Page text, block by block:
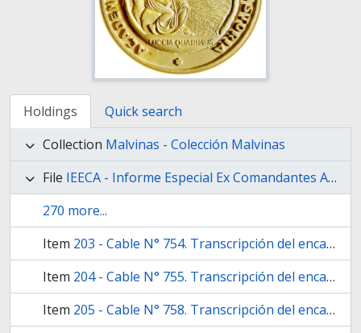
Holdings
Quick search
Collection Malvinas - Colección Malvinas
File IEECA - Informe Especial Ex Comandantes Anexos
270 more...
Item 203 - Cable N° 754. Transcripción del encargado de negocios en Gran Bretaña [Atilio Molteni] para el Ministerio de Relaciones Exteriores y Culto del debate parlamentario en la Cámara de los Lores respecto del incidente en Georgias del Sur.
Item 204 - Cable N° 755. Transcripción del encargado de negocios en Gran Bretaña [Atilio Molteni] para el Ministerio de Relaciones Exteriores y Culto del debate parlamentario en la Cámara de los Comunes respecto del incidente en Georgias del Sur.
Item 205 - Cable N° 758. Transcripción del encargado de negocios en Gran Bretaña [Atilio Molteni] para el Ministerio de Relaciones Exteriores y Culto de dos artículos periodísticos: «British sub on the move» (sin fuente) y «Atom sub alert for Falklands» (The Daily Telegraph). También se transcribe un titular más sin su cuerpo.